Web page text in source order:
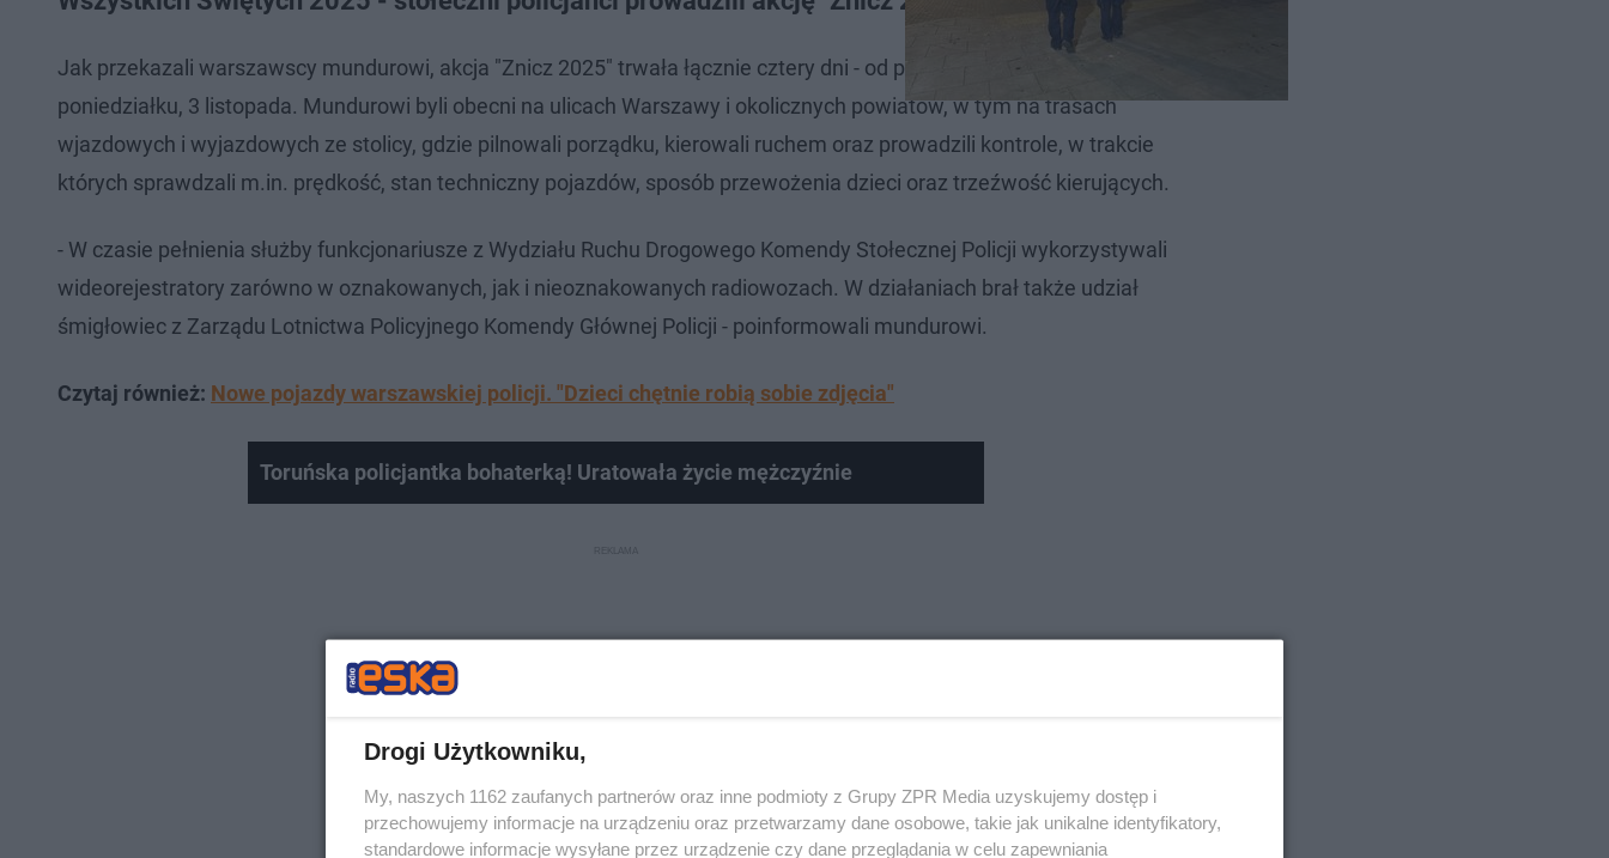
Jak przekazali warszawscy mundurowi, akcja "Znicz 2025" trwała łącznie cztery dni - od piątku, 31 października do
poniedziałku, 3 listopada. Mundurowi byli obecni na ulicach Warszawy i okolicznych powiatów, w tym na trasach
wjazdowych i wyjazdowych ze stolicy, gdzie pilnowali porządku, kierowali ruchem oraz prowadzili kontrole, w trakcie
których sprawdzali m.in. prędkość, stan techniczny pojazdów, sposób przewożenia dzieci oraz trzeźwość kierujących.
- W czasie pełnienia służby funkcjonariusze z Wydziału Ruchu Drogowego Komendy Stołecznej Policji wykorzystywali
wideorejestratory zarówno w oznakowanych, jak i nieoznakowanych radiowozach. W działaniach brał także udział
śmigłowiec z Zarządu Lotnictwa Policyjnego Komendy Głównej Policji - poinformowali mundurowi.
Czytaj również: Nowe pojazdy warszawskiej policji. "Dzieci chętnie robią sobie zdjęcia"
Toruńska policjantka bohaterką! Uratowała życie mężczyźnie
Drogi Użytkowniku,
My, naszych 1162 zaufanych partnerów oraz inne podmioty z Grupy ZPR Media uzyskujemy dostęp i
przechowujemy informacje na urządzeniu oraz przetwarzamy dane osobowe, takie jak unikalne identyfikatory,
standardowe informacje wysyłane przez urządzenie czy dane przeglądania w celu zapewniania